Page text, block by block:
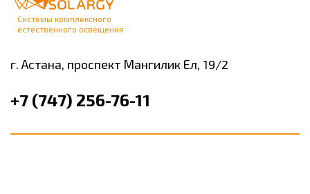
Системы комплексного
естественного освещения
г. Астана, проспект Мангилик Ел, 19/2
+7 (747) 256-76-11